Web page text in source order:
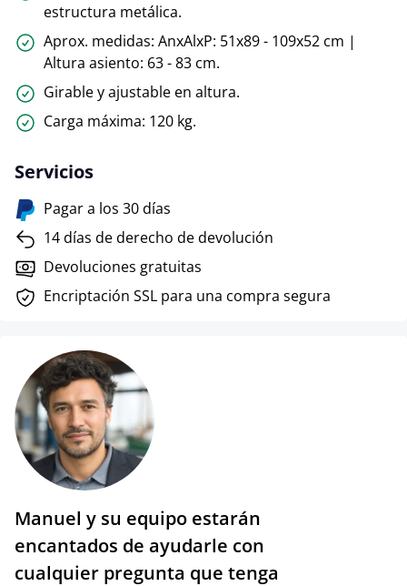
estructura metálica.
Aprox. medidas: AnxAlxP: 51x89 - 109x52 cm |
Altura asiento: 63 - 83 cm.
Girable y ajustable en altura.
Carga máxima: 120 kg.
Servicios
Pagar a los 30 días
14 días de derecho de devolución
Devoluciones gratuitas
Encriptación SSL para una compra segura
Manuel y su equipo estarán
encantados de ayudarle con
cualquier pregunta que tenga